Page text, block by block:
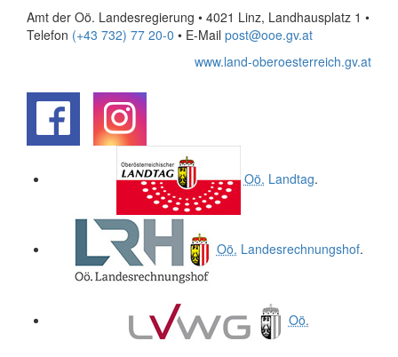
Amt der Oö. Landesregierung • 4021 Linz, Landhausplatz 1 •
Telefon (+43 732) 77 20-0 • E-Mail post@ooe.gv.at
www.land-oberoesterreich.gv.at
Oö. Landtag.
Oö. Landesrechnungshof.
Oö.